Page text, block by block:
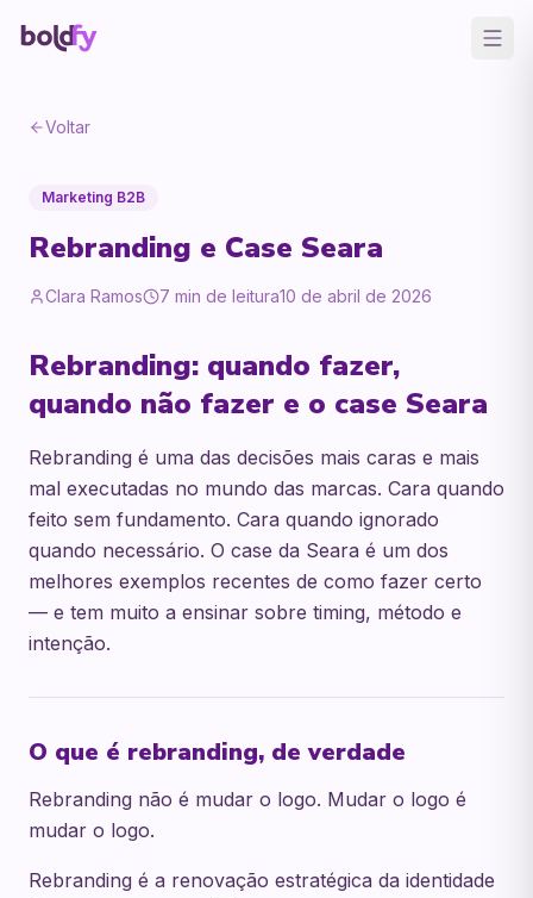
Voltar
Marketing B2B
Rebranding e Case Seara
Clara Ramos 7 min de leitura10 de abril de 2026
Rebranding: quando fazer,
quando não fazer e o case Seara
Rebranding é uma das decisões mais caras e mais
mal executadas no mundo das marcas. Cara quando
feito sem fundamento. Cara quando ignorado
quando necessário. O case da Seara é um dos
melhores exemplos recentes de como fazer certo
— e tem muito a ensinar sobre timing, método e
intenção.
O que é rebranding, de verdade
Rebranding não é mudar o logo. Mudar o logo é
mudar o logo.
Rebranding é a renovação estratégica da identidade